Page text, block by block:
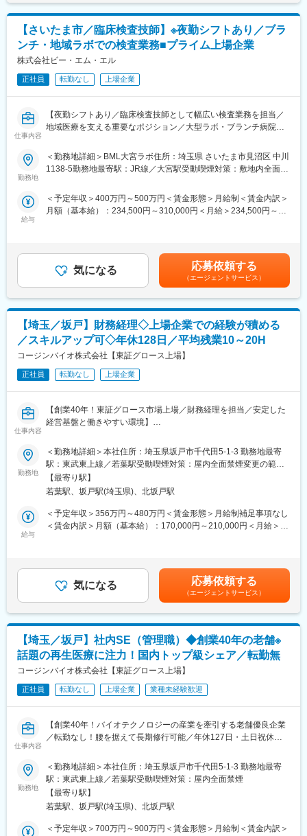
上長と部の目標を鑑みて、個人目標を設定し達成度合いに応じて
評価を決定します。絶対評価（定量と定性）であるので達成して
いれば適性な評価がされます。
（評価項目例）
・納期へ向けた製造方法の確立とマニュアルへの落とし込み
・コストダウンの達成
■働き方/社風
少数精鋭の組織なので積極的に意見を言い合える社風です。土日
変更の範囲：会社の定める業務
【魅力ポイント】
■上場フェーズの企業での就業◎：
近年、細胞加工のニーズが高まっており、事業拡大に向けて動い
ております。拡大フェーズにて成長できる環境です。
■安定性・成長性：
培養液・培地で国内トップクラスシェア、再生医療に力を入れて
います。バイオテクノロジーの産業を牽引する企業を目指してお
ります。
■ワークライフバランス◎：
年間休日126日や平均残業20時間と働きやすい環境が整っており
すいです◎
1981年に設立、当初は微生物検査に使用する動物血液と血清、培
地の製造と販売から事業を開始。微生物培地の原料として動物の
物培地の製品ラインアップを充実、最近では細胞の培養に用いる
組織培養培地の開発に注力しています。
通じて上下する可能性があります。月給(月額)は固定手当を含めた
表記です。
【さいたま市／臨床検査技師】※夜勤シフトあり／ブラ
ンチ・地域ラボでの検査業務■プライム上場企業
株式会社ビー・エム・エル
正社員 転勤なし 上場企業
仕事内容
【夜勤シフトあり／臨床検査技師として幅広い検査業務を担当／
地域医療を支える重要なポジション／大型ラボ・ブランチ病院で
■業務概要
で、幅広い環境で検査室業務や検査結果報告に携わり、地域医療
の質向上に貢献していただきます。
る検体検査です。ブランチ勤務の場合は、各契約病院内の検査室
にて、院内緊急検査や検査結果の迅速な報告を担当します。地域
ラボ勤務では、検査員10名超の大型ラボにて生化学・血液・血
清・尿一般などの検査を分担し、効率的かつ精度の高い検査体制
を構築しています。夜間・休日のシフトにも対応し、地域医療の
ニーズに応える体制です。
■扱うサービス
最新の検査機器を導入し、各種検査の自動化や効率化を推進。検
査精度と業務効率の両立を図っています。
所属するチームは25名前後(契約社員含む)が在籍し、チームで連
携しながら業務を進めています。
■業務の魅力
大規模施設から地域の病院まで、幅広いフィールドで検査技師と
して成長できる環境です。緊急検査対応や多様な検査に携わるこ
とで、実務経験を深められます。
■教育体制
ブランクのある方や経験の浅い方も、先輩技師のサポートや研修
正社員雇用・シフト制で安定した就業環境を提供。住宅手当や家
族手当、深夜・当直・時間外手当など、充実した福利厚生があり
ます。実働7.5時間・休憩60分と無理なく働ける勤務体制です。
■想定されるキャリアパス
検査技師としての専門性を高め、将来的には検査室のリーダーや
マネジメント職へのステップアップも目指せます。多様な病院・
ラボで経験を積むことができるため、キャリアの幅が広がりま
す。
■企業の特徴／魅力
当社は地域医療を支える存在として、幅広い契約病院・ラボでの
安定した検査業務を提供。多様な働き方や福利厚生の充実、職場
のチームワークが特徴です。
勤務地
＜勤務地詳細＞BML大宮ラボ住所：埼玉県 さいたま市見沼区 中川
1138-5勤務地最寄駅：JR線／大宮駅受動喫煙対策：敷地内全面禁
給与
＜予定年収＞400万円～500万円＜賃金形態＞月給制＜賃金内訳＞
月額（基本給）：234,500円～310,000円＜月給＞234,500円～
気になる 応募依頼する
（エージェントサービス）
【埼玉／坂戸】財務経理◇上場企業での経験が積める
／スキルアップ可◇年休128日／平均残業10～20H
コージンバイオ株式会社【東証グロース上場】
正社員 転勤なし 上場企業
仕事内容
【創業40年！東証グロース市場上場／財務経理を担当／安定した
経営基盤と働きやすい環境】
■業務概要
当社の財務経理部門にて、経理実務経験を活かし、日次経理業
務、月次・年次決算、開示業務、監査対応など、幅広い業務を担
当していただきます。事業拡大・成長を支える重要なポジション
です。
■業務詳細
・開示業務補助
・監査対応（資料準備等）
組織培養培地、感染症微生物検査用製品、再生医療細胞加工な
ど、バイオ分野の最先端製品が主要事業です。
■組織構成
財務経理部門は、数名の実務担当者で構成されており、経験豊富
なメンバーと協働しながら業務を推進します。
■業務の魅力
事業拡大期における経理部門のメンバーとして活躍でき、将来的
には管理職やマネジメントへのキャリアパスも描けます。バイオ
■教育体制
OJTを中心に、実務を通じて経験を積みながら、必要に応じて外
部研修や専門知識の習得もサポートします。
■就業環境
勤務地
＜勤務地詳細＞本社住所：埼玉県坂戸市千代田5-1-3 勤務地最寄
駅：東武東上線／若葉駅受動喫煙対策：屋内全面禁煙変更の範
囲：会社の定める事業所
【最寄り駅】
若葉駅、坂戸駅(埼玉県)、北坂戸駅
給与
＜予定年収＞356万円～480万円＜賃金形態＞月給制補足事項なし
＜賃金内訳＞月額（基本給）：170,000円～210,000円＜月給＞
も目安の金額であり、選考を通じて上下する可能性があります。
月給(月額)は固定手当を含めた表記です。
気になる 応募依頼する
（エージェントサービス）
【埼玉／坂戸】社内SE（管理職）◆創業40年の老舗※
話題の再生医療に注力！国内トップ級シェア／転勤無
コージンバイオ株式会社【東証グロース上場】
正社員 転勤なし 上場企業 業種未経験歓迎
仕事内容
【創業40年！バイオテクノロジーの産業を牽引する老舗優良企業
／転勤なし！腰を据えて長期修行可能／年休127日・土日祝休
【はじめに】
当社は再生医療やワクチン製造、微生物検査にも貢献する「培
地」やウイルス検査用製品の製造を手がける企業です。
今回は増員・組織強化を目的とした社内SEポジションの管理職採
用です。ご入社後はご本人のご経験を鑑みて得意な業務からお任
勤務地
＜勤務地詳細＞本社住所：埼玉県坂戸市千代田5-1-3 勤務地最寄
駅：東武東上線／若葉駅受動喫煙対策：屋内全面禁煙
【最寄り駅】
若葉駅、坂戸駅(埼玉県)、北坂戸駅
＜予定年収＞700万円～900万円＜賃金形態＞月給制＜賃金内訳＞